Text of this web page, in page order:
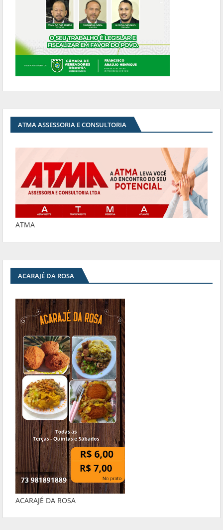
ATMA ASSESSORIA E CONSULTORIA
ATMA
ACARAJÉ DA ROSA
ACARAJÉ DA ROSA